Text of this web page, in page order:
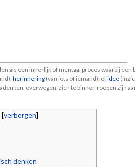
als een innerlijk of mentaal proces waarbij een
herinnering (van iets of iemand), ofidee
overwegen, zich te binnen roepen zijn
[verbergen]
denken